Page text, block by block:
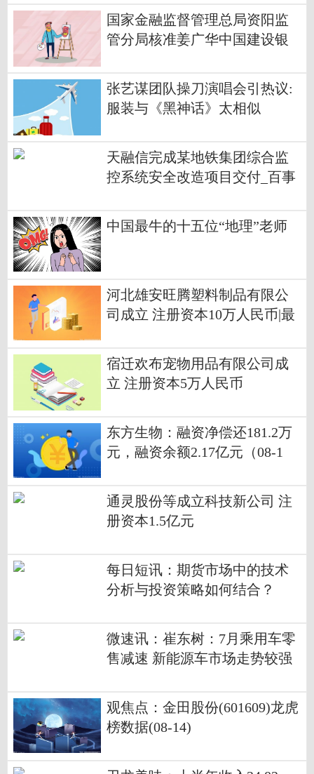
国家金融监督管理总局资阳监
管分局核准姜广华中国建设银
长
张艺谋团队操刀演唱会引热议:
服装与《黑神话》太相似
天融信完成某地铁集团综合监
控系统安全改造项目交付_百事
中国最牛的十五位“地理”老师
河北雄安旺腾塑料制品有限公
司成立 注册资本10万人民币|最
宿迁欢布宠物用品有限公司成
立 注册资本5万人民币
东方生物：融资净偿还181.2万
元，融资余额2.17亿元（08-1
通灵股份等成立科技新公司 注
册资本1.5亿元
每日短讯：期货市场中的技术
分析与投资策略如何结合？
微速讯：崔东树：7月乘用车零
售减速 新能源车市场走势较强
观焦点：金田股份(601609)龙虎
榜数据(08-14)